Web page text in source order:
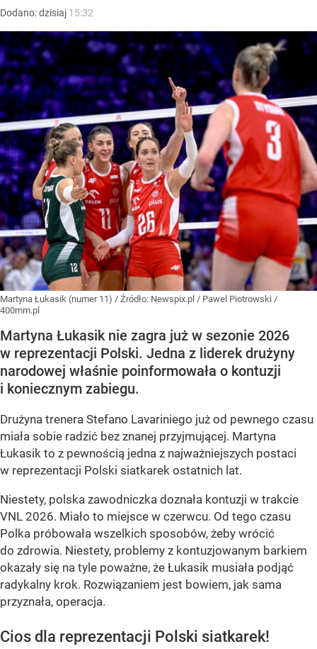
Dodano:dzisiaj 15:32
Martyna Łukasik (numer 11) / Źródło: Newspix.pl / Pawel Piotrowski /
400mm.pl
Martyna Łukasik nie zagra już w sezonie 2026
w reprezentacji Polski. Jedna z liderek drużyny
narodowej właśnie poinformowała o kontuzji
i koniecznym zabiegu.
Drużyna trenera Stefano Lavariniego już od pewnego czasu
miała sobie radzić bez znanej przyjmującej. Martyna
Łukasik to z pewnością jedna z najważniejszych postaci
w reprezentacji Polski siatkarek ostatnich lat.
Niestety, polska zawodniczka doznała kontuzji w trakcie
VNL 2026. Miało to miejsce w czerwcu. Od tego czasu
Polka próbowała wszelkich sposobów, żeby wrócić
do zdrowia. Niestety, problemy z kontuzjowanym barkiem
okazały się na tyle poważne, że Łukasik musiała podjąć
radykalny krok. Rozwiązaniem jest bowiem, jak sama
przyznała, operacja.
Cios dla reprezentacji Polski siatkarek!